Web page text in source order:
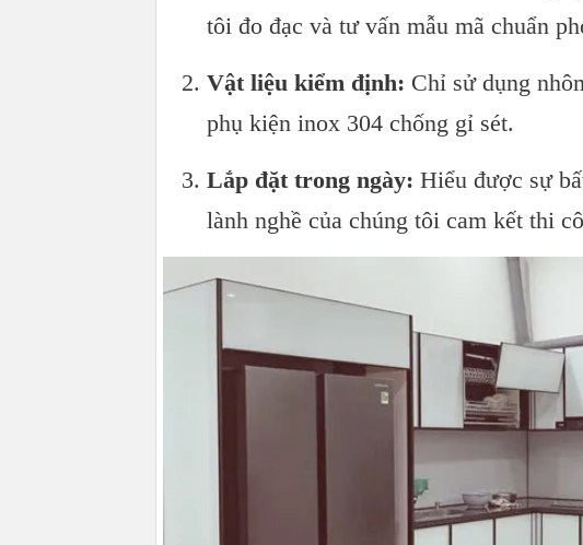
tôi đo đạc và tư vấn mẫu mã chuẩn
Vật liệu kiểm định: Chỉ sử dụng
phụ kiện inox 304 chống gỉ sét.
Lắp đặt trong ngày: Hiểu được sự
lành nghề của chúng tôi cam kết thi